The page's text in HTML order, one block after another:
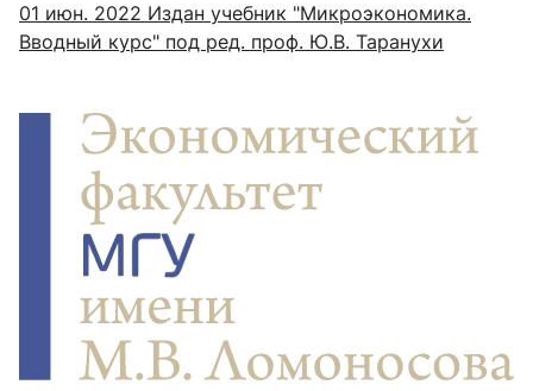
01 июн. 2022 Издан учебник "Микроэкономика.
Вводный курс" под ред. проф. Ю.В. Таранухи